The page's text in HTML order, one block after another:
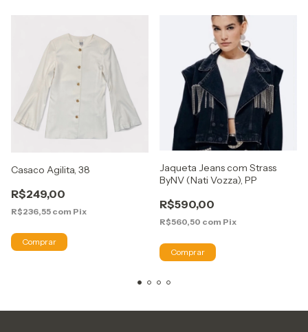
Casaco Agilita, 38
R$249,00
R$236,55 com Pix
Jaqueta Jeans com Strass
ByNV (Nati Vozza), PP
R$590,00
R$560,50 com Pix